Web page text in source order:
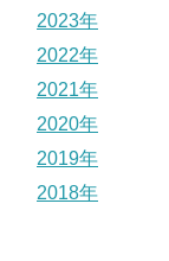
2023年
2022年
2021年
2020年
2019年
2018年